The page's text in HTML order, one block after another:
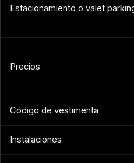
Estacionamiento o valet
Precios
Código de vestimenta
Instalaciones